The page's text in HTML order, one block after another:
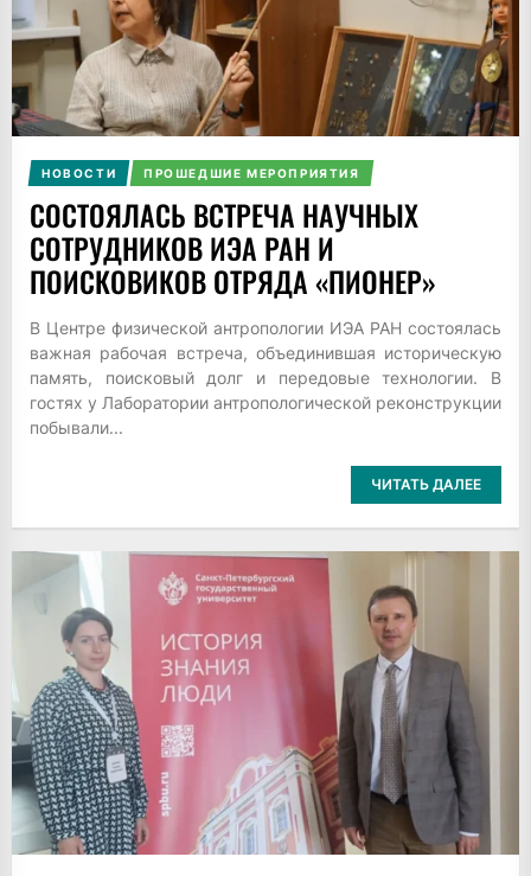
НОВОСТИ ПРОШЕДШИЕ МЕРОПРИЯТИЯ
СОСТОЯЛАСЬ ВСТРЕЧА НАУЧНЫХ
СОТРУДНИКОВ ИЭА РАН И
ПОИСКОВИКОВ ОТРЯДА «ПИОНЕР»
В Центре физической антропологии ИЭА РАН состоялась
важная рабочая встреча, объединившая историческую
память, поисковый долг и передовые технологии. В
гостях у Лаборатории антропологической реконструкции
побывали...
ЧИТАТЬ ДАЛЕЕ